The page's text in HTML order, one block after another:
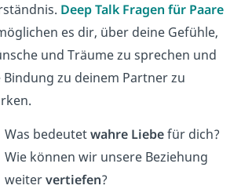
Deep Talk Fragen für Paare
es dir, über deine Gefühle,
und Träume zu sprechen und
Bindung zu deinem Partner zu
Was bedeutetwahre Liebefür dich?
Wie können wir unsere Beziehung
weitervertiefen?